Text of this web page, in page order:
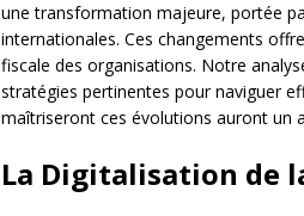
une transformation majeure, portée
internationales. Ces changements
fiscale des organisations. Notre
stratégies pertinentes pour naviguer
maîtriseront ces évolutions auront un
La Digitalisation de